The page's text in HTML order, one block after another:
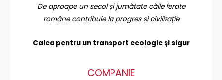
De aproape un secol și jumătate căile ferate
române contribuie la progres și civilizație
Calea pentru un transport ecologic și sigur
COMPANIE